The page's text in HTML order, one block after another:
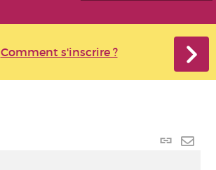
Comment s'inscrire ?
Lien